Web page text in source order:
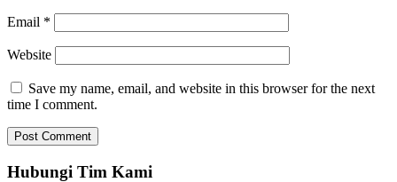
Email *
Website
Save my name, email, and website in this browser for the next
time I comment.
Hubungi Tim Kami